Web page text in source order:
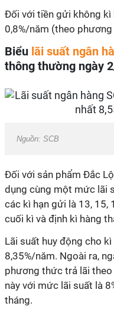
Đối với tiền gửi không kì
0,8%/năm (theo
Biểu lãi suất ngân
thông thường ngày
Nguồn: SCB
Đối với sản phẩm Đắc
dụng cùng một mức lãi
các kì hạn gửi là 13, 15,
cuối kì và định kì hàng
Lãi suất huy động cho
8,35%/năm. Ngoài ra,
phương thức trả lãi
này với mức lãi suất là
tháng.